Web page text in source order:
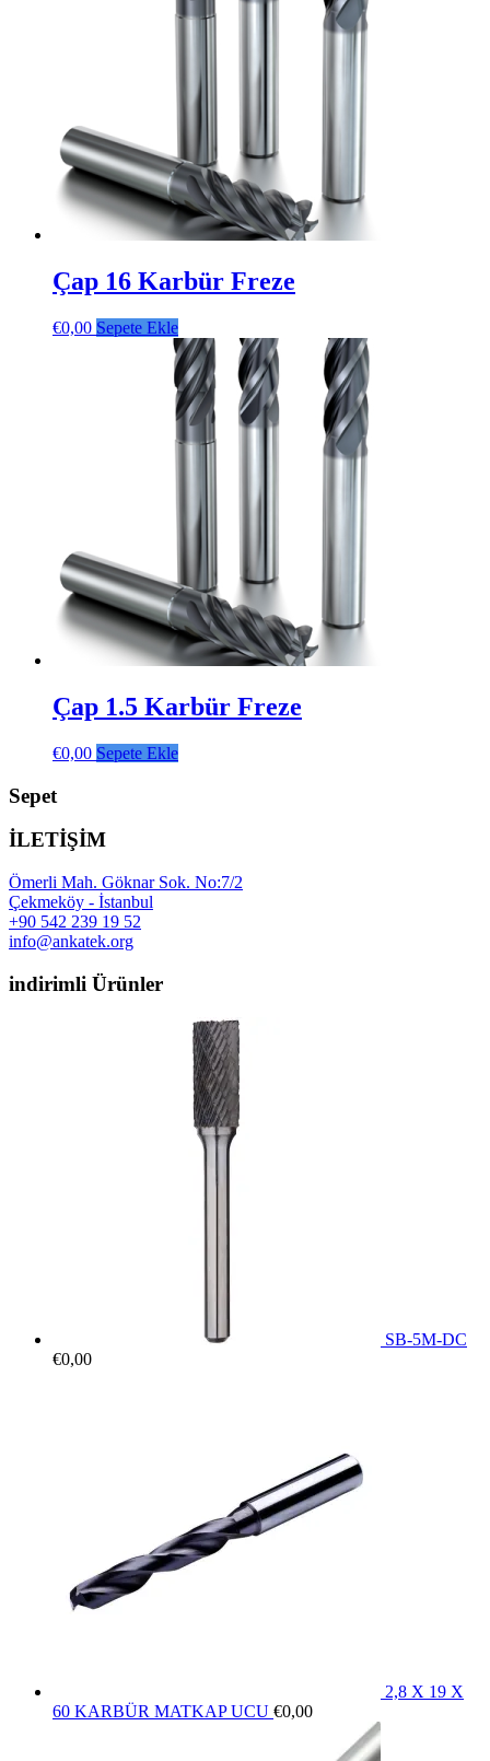
Çap 16 Karbür Freze
€0,00 Sepete Ekle
Çap 1.5 Karbür Freze
€0,00 Sepete Ekle
Sepet
İLETİŞİM
Ömerli Mah. Göknar Sok. No:7/2
Çekmeköy - İstanbul
+90 542 239 19 52
info@ankatek.org
indirimli Ürünler
SB-5M-DC
€0,00
2,8 X 19 X
60 KARBÜR MATKAP UCU €0,00